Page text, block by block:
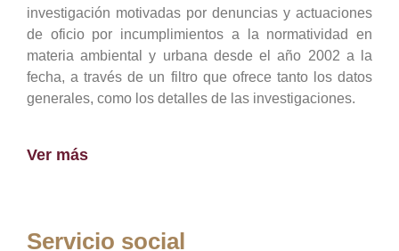
investigación motivadas por denuncias y actuaciones
de oficio por incumplimientos a la normatividad en
materia ambiental y urbana desde el año 2002 a la
fecha, a través de un filtro que ofrece tanto los datos
generales, como los detalles de las investigaciones.
Ver más
Servicio social